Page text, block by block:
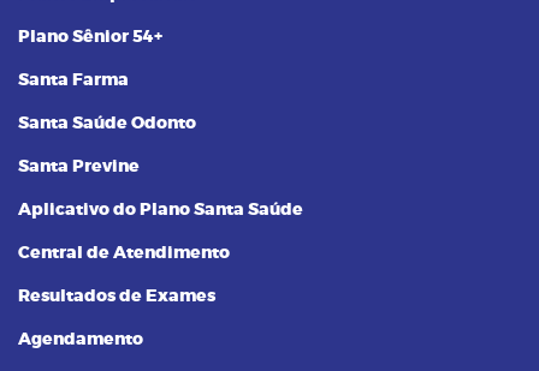
Plano Sênior 54+
Santa Farma
Santa Saúde Odonto
Santa Previne
Aplicativo do Plano Santa Saúde
Central de Atendimento
Resultados de Exames
Agendamento